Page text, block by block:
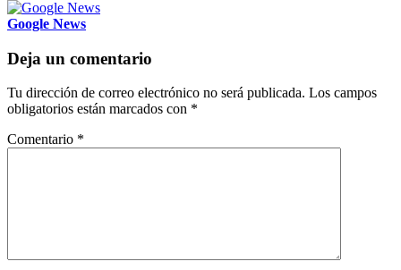
Google News
Deja un comentario
Tu dirección de correo electrónico no será publicada. Los campos
obligatorios están marcados con *
Comentario *